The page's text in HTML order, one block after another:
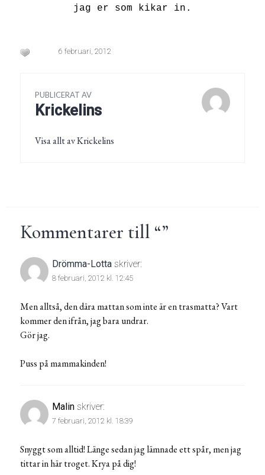
jag er som kikar in.
6 februari, 2012
PUBLICERAT AV
Krickelins
Visa allt av Krickelins
Kommentarer till “”
Drömma-Lotta skriver:
8 februari, 2012 kl. 12:45
Men alltså, den dära mattan som inte är en trasmatta? Vart
kommer den ifrån, jag bara undrar.
Gör jag.
Puss på mammakinden!
Malin skriver:
7 februari, 2012 kl. 18:39
Snyggt som alltid! Länge sedan jag lämnade ett spår, men jag
tittar in här troget. Krya på dig!